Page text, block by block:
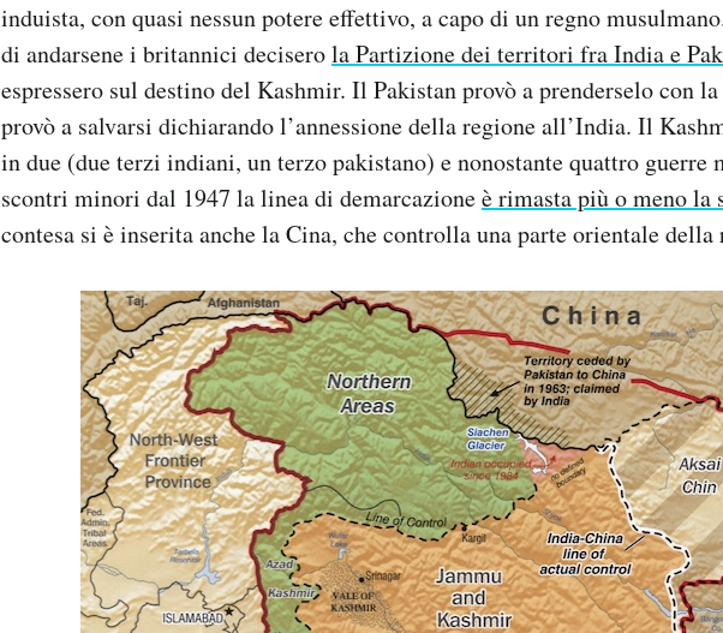
induista, con quasi nessun potere effettivo, a capo di un regno
di andarsene i britannici deciserola Partizione dei territori fra India e
espressero sul destino del Kashmir. Il Pakistan provò a prenderselo con
provò a salvarsi dichiarando l’annessione della regione all’India. Il
in due (due terzi indiani, un terzo pakistano) e nonostante quattro guerre
scontri minori dal 1947 la linea di demarcazioneè rimasta più o meno la
contesa si è inserita anche la Cina, che controlla una parte orientale della